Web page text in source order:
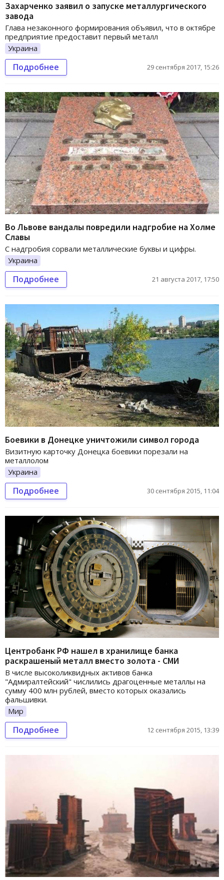
Захарченко заявил о запуске металлургического
завода
Глава незаконного формирования объявил, что в октябре
предприятие предоставит первый металл
Украина
Подробнее 29 сентября 2017, 15:26
Во Львове вандалы повредили надгробие на Холме
Славы
С надгробия сорвали металлические буквы и цифры.
Украина
Подробнее 21 августа 2017, 17:50
Боевики в Донецке уничтожили символ города
Визитную карточку Донецка боевики порезали на
металлолом
Украина
Подробнее 30 сентября 2015, 11:04
Центробанк РФ нашел в хранилище банка
раскрашеный металл вместо золота - СМИ
В числе высоколиквидных активов банка
"Адмиралтейский" числились драгоценные металлы на
сумму 400 млн рублей, вместо которых оказались
фальшивки.
Мир
Подробнее 12 сентября 2015, 13:39